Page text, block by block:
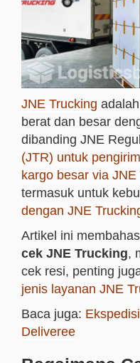
JNE Trucking
berat dan besar
dibanding JNE
(JTR) untuk
kargo besar via JNE
termasuk untuk
dengan JNE
Artikel ini
cek JNE Trucking,
cek resi, penting
jenis layanan JNE
Baca juga:
Deliveree